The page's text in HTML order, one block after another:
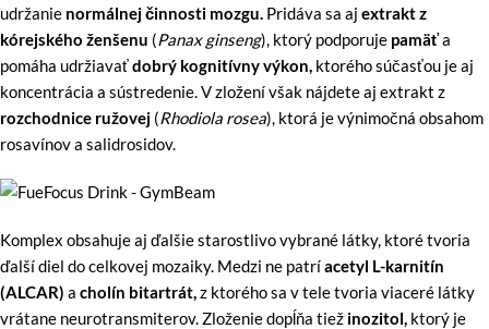
udržanie normálnej činnosti mozgu. Pridáva sa aj extrakt z
kórejského ženšenu (Panax ginseng), ktorý podporuje pamäťa
pomáha udržiavaťdobrý kognitívny výkon, ktorého súčasťou je aj
koncentrácia a sústredenie. V zložení však nájdete aj extrakt z
rozchodnice ružovej (Rhodiola rosea), ktorá je výnimočná obsahom
rosavínov a salidrosidov.
Komplex obsahuje aj ďalšie starostlivo vybrané látky, ktoré tvoria
ďalší diel do celkovej mozaiky. Medzi ne patríacetyl L-karnitín
(ALCAR) a cholín bitartrát, z ktorého sa v tele tvoria viaceré látky
vrátane neurotransmiterov. Zloženie dopĺňa tiež inozitol, ktorý je